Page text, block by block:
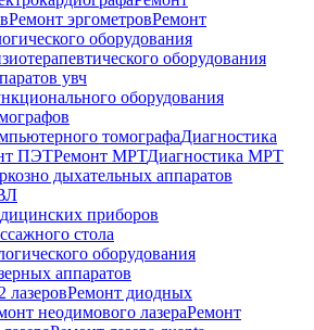
Ремонт эргометровРемонт
оборудования
оборудования
увч
оборудования
томографаДиагностика
ПЭТРемонт МРТДиагностика МРТ
дыхательных аппаратов
приборов
стола
оборудования
аппаратов
лазеровРемонт диодных
неодимового лазераРемонт